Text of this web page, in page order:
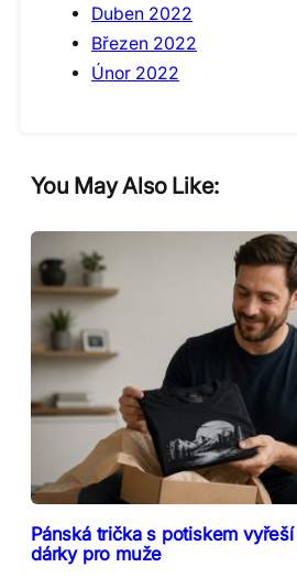
Duben 2022
Březen 2022
Únor 2022
You May Also Like:
Pánská trička s potiskem
dárky pro muže